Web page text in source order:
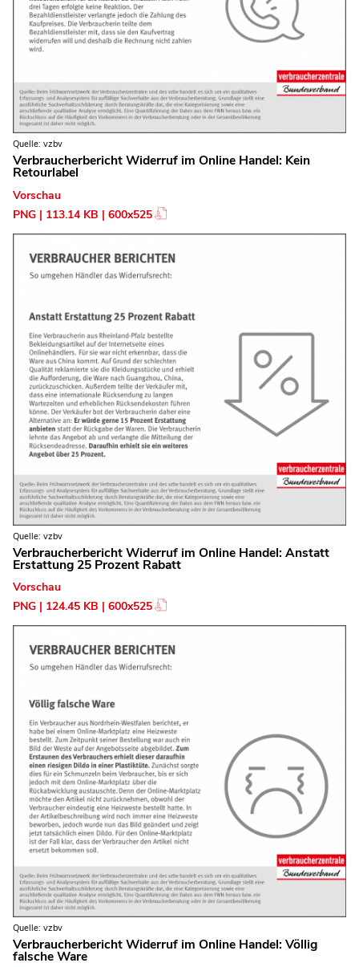
Quelle: vzbv
Verbraucherbericht Widerruf im Online Handel: Kein
Retourlabel
Vorschau
PNG | 113.14 KB | 600x525
Quelle: vzbv
Verbraucherbericht Widerruf im Online Handel: Anstatt
Erstattung 25 Prozent Rabatt
Vorschau
PNG | 124.45 KB | 600x525
Quelle: vzbv
Verbraucherbericht Widerruf im Online Handel: Völlig
falsche Ware